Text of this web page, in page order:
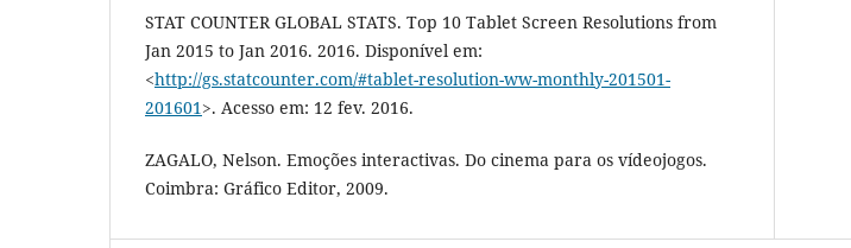
STAT COUNTER GLOBAL STATS. Top 10 Tablet Screen Resolutions from
Jan 2015 to Jan 2016. 2016. Disponível em:
<http://gs.statcounter.com/#tablet-resolution-ww-monthly-201501-
201601>. Acesso em: 12 fev. 2016.
ZAGALO, Nelson. Emoções interactivas. Do cinema para os vídeojogos.
Coimbra: Gráfico Editor, 2009.